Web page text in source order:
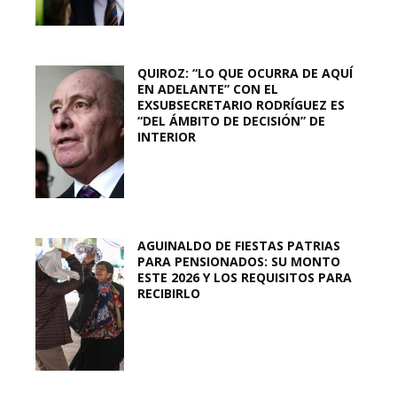
QUIROZ: “LO QUE OCURRA DE AQUÍ
EN ADELANTE” CON EL
EXSUBSECRETARIO RODRÍGUEZ ES
“DEL ÁMBITO DE DECISIÓN” DE
INTERIOR
AGUINALDO DE FIESTAS PATRIAS
PARA PENSIONADOS: SU MONTO
ESTE 2026 Y LOS REQUISITOS PARA
RECIBIRLO